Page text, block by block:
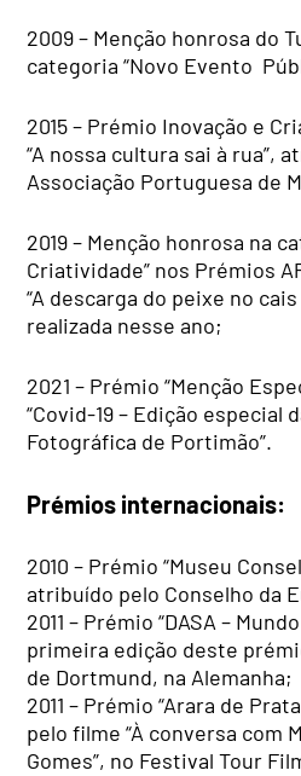
2009 – Menção honrosa do
categoria “Novo Evento
2015 – Prémio Inovação e
“A nossa cultura sai à rua”,
Associação Portuguesa de
2019 – Menção honrosa na
Criatividade” nos Prémios
“A descarga do peixe no
realizada nesse ano;
2021 – Prémio “Menção
“Covid-19 – Edição especial
Fotográfica de Portimão”.
Prémios internacionais:
2010 – Prémio “Museu
atribuído pelo Conselho da
2011 – Prémio “DASA –
primeira edição deste
de Dortmund, na Alemanha;
2011 – Prémio “Arara de
pelo filme “À conversa com
Gomes”, no Festival Tour